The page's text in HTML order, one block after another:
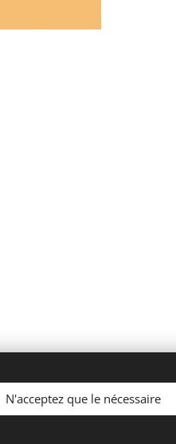
Langues
Italiano
N'acceptez que le nécessaire